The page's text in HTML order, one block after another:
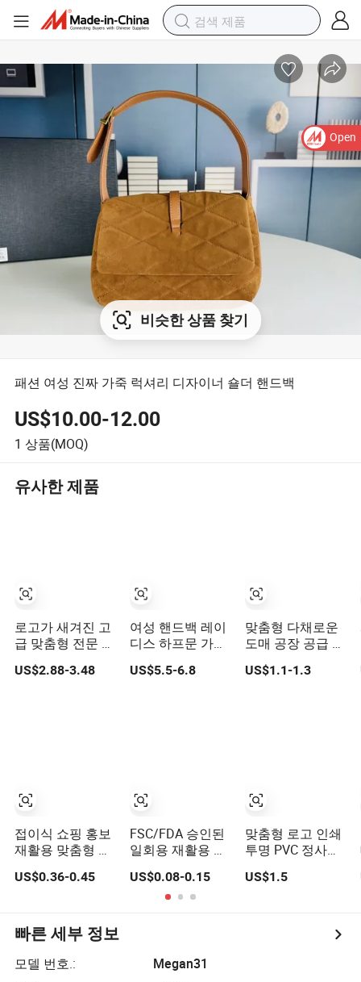
Open
비슷한 상품 찾기
패션 여성 진짜 가죽 럭셔리 디자이너 숄더 핸드백
US$10.00-12.00
1 상품(MOQ)
유사한 제품
로고가 새겨진 고
급 맞춤형 전문 파
우치 지퍼 케이스
여행 세면도구 투
US$2.88-3.48
접이식 쇼핑 홍보
재활용 맞춤형 재
코 선물 저장
스터 회의 행사 장
바구니
US$0.36-0.45
여성 핸드백 레이
디스 하프문 가방
조절 가능한 어깨
끈 패션 숄더백 호
US$5.5-6.8
FSC/FDA 승인된
일회용 재활용 가
장 패스트푸드 크
라프트 종이 가방
음식 배달용
US$0.08-0.15
맞춤형 다채로운
도매 공장 공급 내
구성 있는 쇼핑용
플라스틱 가방
US$1.1-1.3
맞춤형 로고 인쇄
투명 PVC 정사각
업 정리 가방
US$1.5
빠른 세부 정보
모델 번호.:
Megan31